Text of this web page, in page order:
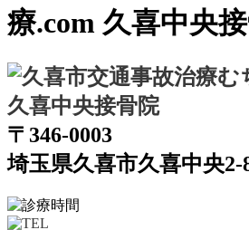
療.com 久喜中央
〒346-0003
埼玉県久喜市久喜中央2-